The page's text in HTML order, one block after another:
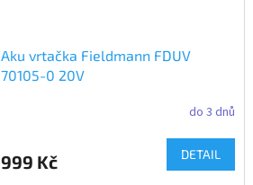
Aku vrtačka Fieldmann FDUV
70105-0 20V
do 3 dnů
999 Kč DETAIL